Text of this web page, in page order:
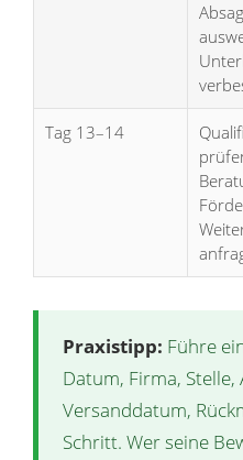
Tag 13–14
Praxistipp: Führe
Datum, Firma,
Versanddatum,
Schritt. Wer seine